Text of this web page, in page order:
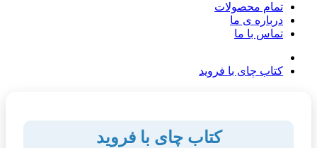
تمام محصولات
درباره ی ما
تماس با ما
کتاب چای با فروید
کتاب چای با فروید